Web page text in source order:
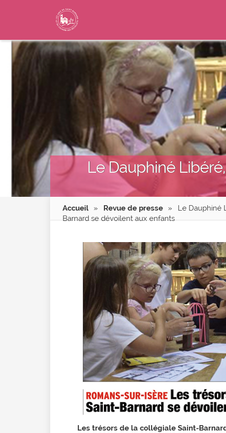
Le Dauphiné
Accueil » Revue de presse »
Le Dauphiné
Barnard se dévoilent aux enfants
Les trésors de la collégiale Saint-